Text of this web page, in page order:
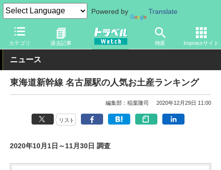
Powered by Translate
カテゴリ 過去記事 検索 Impressサイト
トラベル Watch 企業・政府・官庁 鉄道 JR
ニュース
東海道新幹線 名古屋駅の人気お土産ランキング
編集部：稲葉隆司 2020年12月29日 11:00
リスト
2020年10月1日～11月30日 調査